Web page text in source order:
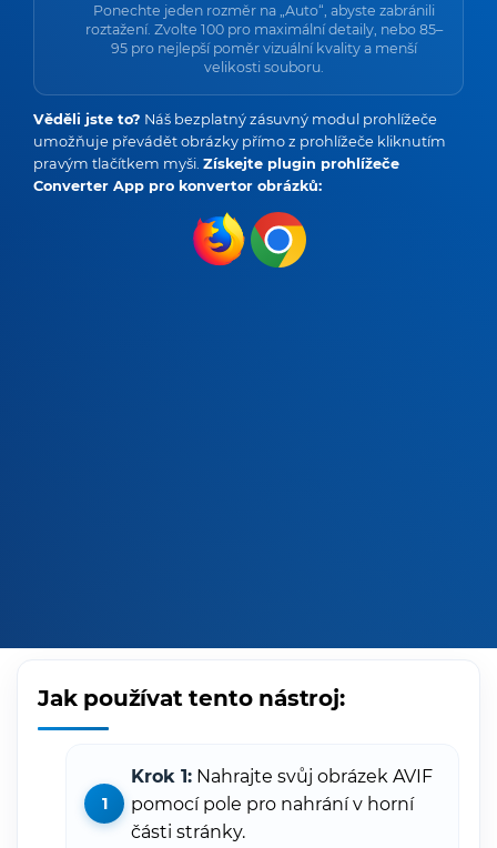
Ponechte jeden rozměr na „Auto“, abyste zabránili
roztažení. Zvolte 100 pro maximální detaily, nebo 85–
95 pro nejlepší poměr vizuální kvality a menší
velikosti souboru.
Věděli jste to? Náš bezplatný zásuvný modul prohlížeče
umožňuje převádět obrázky přímo z prohlížeče kliknutím
pravým tlačítkem myši. Získejte plugin prohlížeče
Converter App pro konvertor obrázků:
Jak používat tento nástroj:
Krok 1: Nahrajte svůj obrázek AVIF
pomocí pole pro nahrání v horní
části stránky.